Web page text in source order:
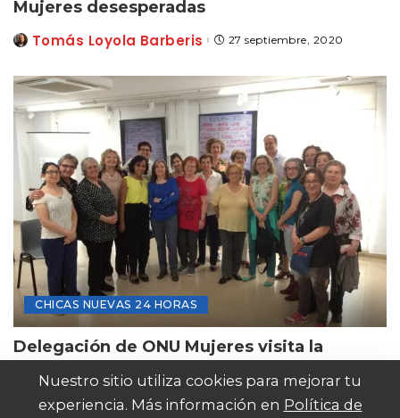
Mujeres desesperadas
Posted
Tomás Loyola Barberis 27 septiembre, 2020
CHICAS NUEVAS 24 HORAS
Delegación de ONU Mujeres visita la
Posted
Tomás Loyola Barberis 29 abril, 2018
Nuestro sitio utiliza cookies para mejorar tu
experiencia. Más información en Política de